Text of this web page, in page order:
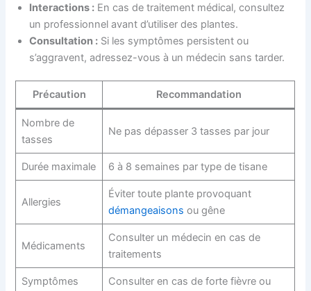
Interactions : En cas de traitement médical, consultez
un professionnel avant d’utiliser des plantes.
Consultation : Si les symptômes persistent ou
s’aggravent, adressez-vous à un médecin sans tarder.
Précaution Recommandation
Nombre de
tasses
Ne pas dépasser 3 tasses par jour
Durée maximale 6 à 8 semaines par type de tisane
Allergies
Éviter toute plante provoquant
démangeaisons ou gêne
Médicaments
Consulter un médecin en cas de
traitements
Symptômes
Consulter en cas de forte fièvre ou